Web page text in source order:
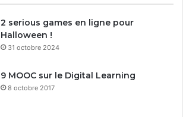
2 serious games en ligne pour
Halloween !
31 octobre 2024
9 MOOC sur le Digital Learning
8 octobre 2017